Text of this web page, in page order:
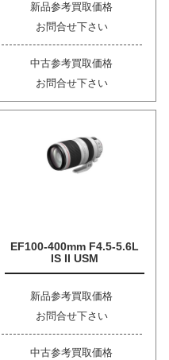
新品参考買取価格
お問合せ下さい
中古参考買取価格
お問合せ下さい
EF100-400mm F4.5-5.6L
IS II USM
新品参考買取価格
お問合せ下さい
中古参考買取価格